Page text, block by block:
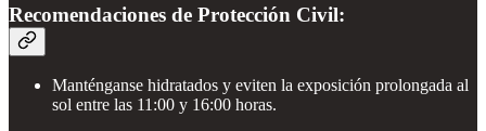
Recomendaciones de Protección Civil:
Manténganse hidratados y eviten la exposición prolongada al
sol entre las 11:00 y 16:00 horas.